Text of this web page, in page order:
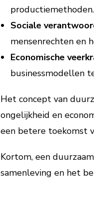
productiemethoden.
Sociale
mensenrechten en
Economische
businessmodellen
Het concept van
ongelijkheid en
een betere toekomst
Kortom, een
samenleving en het